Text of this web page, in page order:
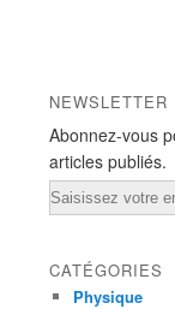
NEWSLETTER
Abonnez-vous
articles publiés.
Email
CATÉGORIES
Physique